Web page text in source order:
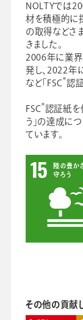
NOLTYでは
材を積極的に
の取得などさ
きました。
2006年に業
発し、2022年
など「FSC®認
FSC®認証紙を
う」の達成に
ています。
その他の貢献